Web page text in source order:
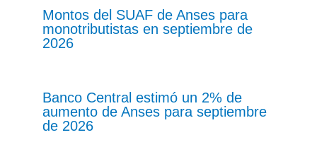
Montos del SUAF de Anses para
monotributistas en septiembre de
2026
Banco Central estimó un 2% de
aumento de Anses para septiembre
de 2026